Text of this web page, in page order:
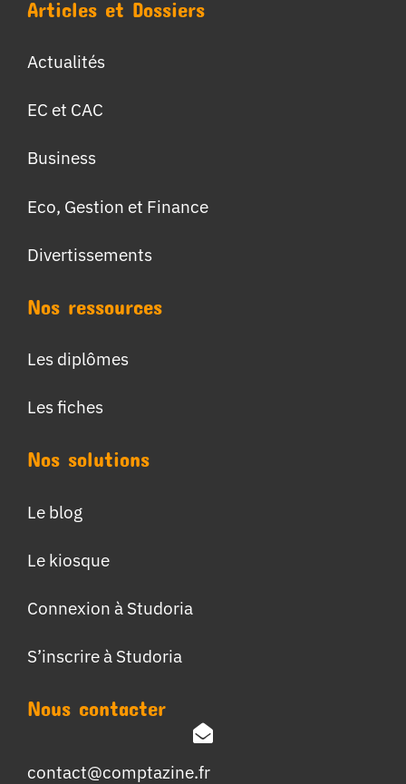
Articles et Dossiers
Actualités
EC et CAC
Business
Eco, Gestion et Finance
Divertissements
Nos ressources
Les diplômes
Les fiches
Nos solutions
Le blog
Le kiosque
Connexion à Studoria
S’inscrire à Studoria
Nous contacter
contact@comptazine.fr